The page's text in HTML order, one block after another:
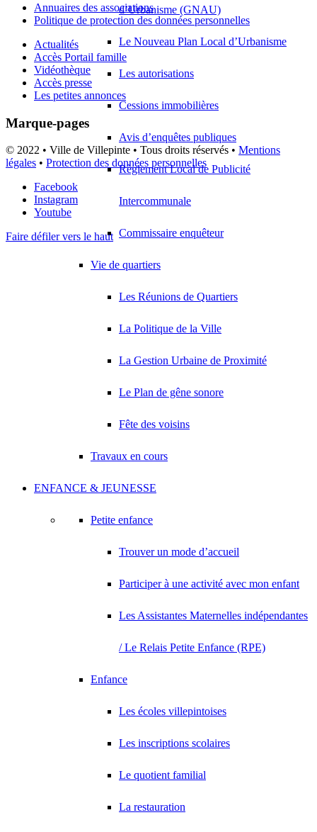
d’Urbanisme (GNAU)
Le Nouveau Plan Local d’Urbanisme
Les autorisations
Cessions immobilières
Avis d’enquêtes publiques
Règlement Local de Publicité
Intercommunale
Commissaire enquêteur
Vie de quartiers
Les Réunions de Quartiers
La Politique de la Ville
La Gestion Urbaine de Proximité
Le Plan de gêne sonore
Fête des voisins
Travaux en cours
ENFANCE & JEUNESSE
Petite enfance
Trouver un mode d’accueil
Participer à une activité avec mon enfant
Les Assistantes Maternelles indépendantes
/ Le Relais Petite Enfance (RPE)
Enfance
Les écoles villepintoises
Les inscriptions scolaires
Le quotient familial
La restauration
Annuaires des associations
Politique de protection des données personnelles
Actualités
Accès Portail famille
Vidéothèque
Accès presse
Les petites annonces
Marque-pages
© 2022 • Ville de Villepinte • Tous droits réservés • Mentions
légales • Protection des données personnelles
Facebook
Instagram
Youtube
Faire défiler vers le haut